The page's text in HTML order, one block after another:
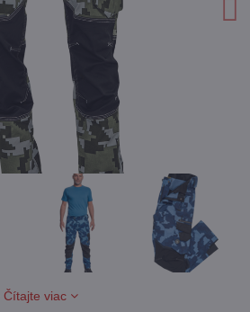
Čítajte viac